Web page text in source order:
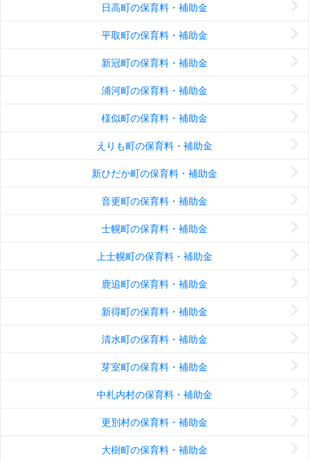
日高町の保育料・補助金
平取町の保育料・補助金
新冠町の保育料・補助金
浦河町の保育料・補助金
様似町の保育料・補助金
えりも町の保育料・補助金
新ひだか町の保育料・補助金
音更町の保育料・補助金
士幌町の保育料・補助金
上士幌町の保育料・補助金
鹿追町の保育料・補助金
新得町の保育料・補助金
清水町の保育料・補助金
芽室町の保育料・補助金
中札内村の保育料・補助金
更別村の保育料・補助金
大樹町の保育料・補助金